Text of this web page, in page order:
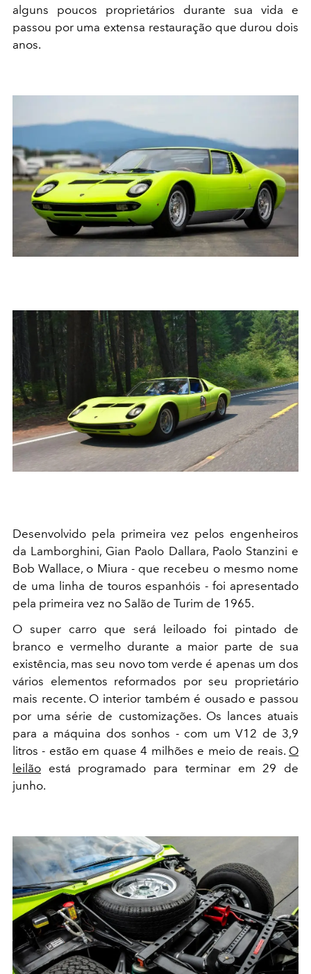
alguns poucos proprietários durante sua vida e
passou por uma extensa restauração que durou dois
anos.
Desenvolvido pela primeira vez pelos engenheiros
da Lamborghini, Gian Paolo Dallara, Paolo Stanzini e
Bob Wallace, o Miura - que recebeu o mesmo nome
de uma linha de touros espanhóis - foi apresentado
pela primeira vez no Salão de Turim de 1965.
O super carro que será leiloado foi pintado de
branco e vermelho durante a maior parte de sua
existência, mas seu novo tom verde é apenas um dos
vários elementos reformados por seu proprietário
mais recente. O interior também é ousado e passou
por uma série de customizações. Os lances atuais
para a máquina dos sonhos - com um V12 de 3,9
litros - estão em quase 4 milhões e meio de reais. O
leilão está programado para terminar em 29 de
junho.